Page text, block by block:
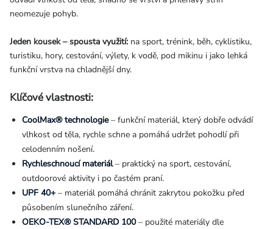
neomezuje pohyb.
Jeden kousek – spousta využití: na sport, trénink, běh, cyklistiku,
turistiku, hory, cestování, výlety, k vodě, pod mikinu i jako lehká
funkční vrstva na chladnější dny.
Klíčové vlastnosti:
CoolMax® technologie– funkční materiál, který dobře odvádí
vlhkost od těla, rychle schne a pomáhá udržet pohodlí při
celodenním nošení.
Rychleschnoucí materiál– praktický na sport, cestování,
outdoorové aktivity i po častém praní.
UPF 40+– materiál pomáhá chránit zakrytou pokožku před
působením slunečního záření.
OEKO-TEX® STANDARD 100– použité materiály dle